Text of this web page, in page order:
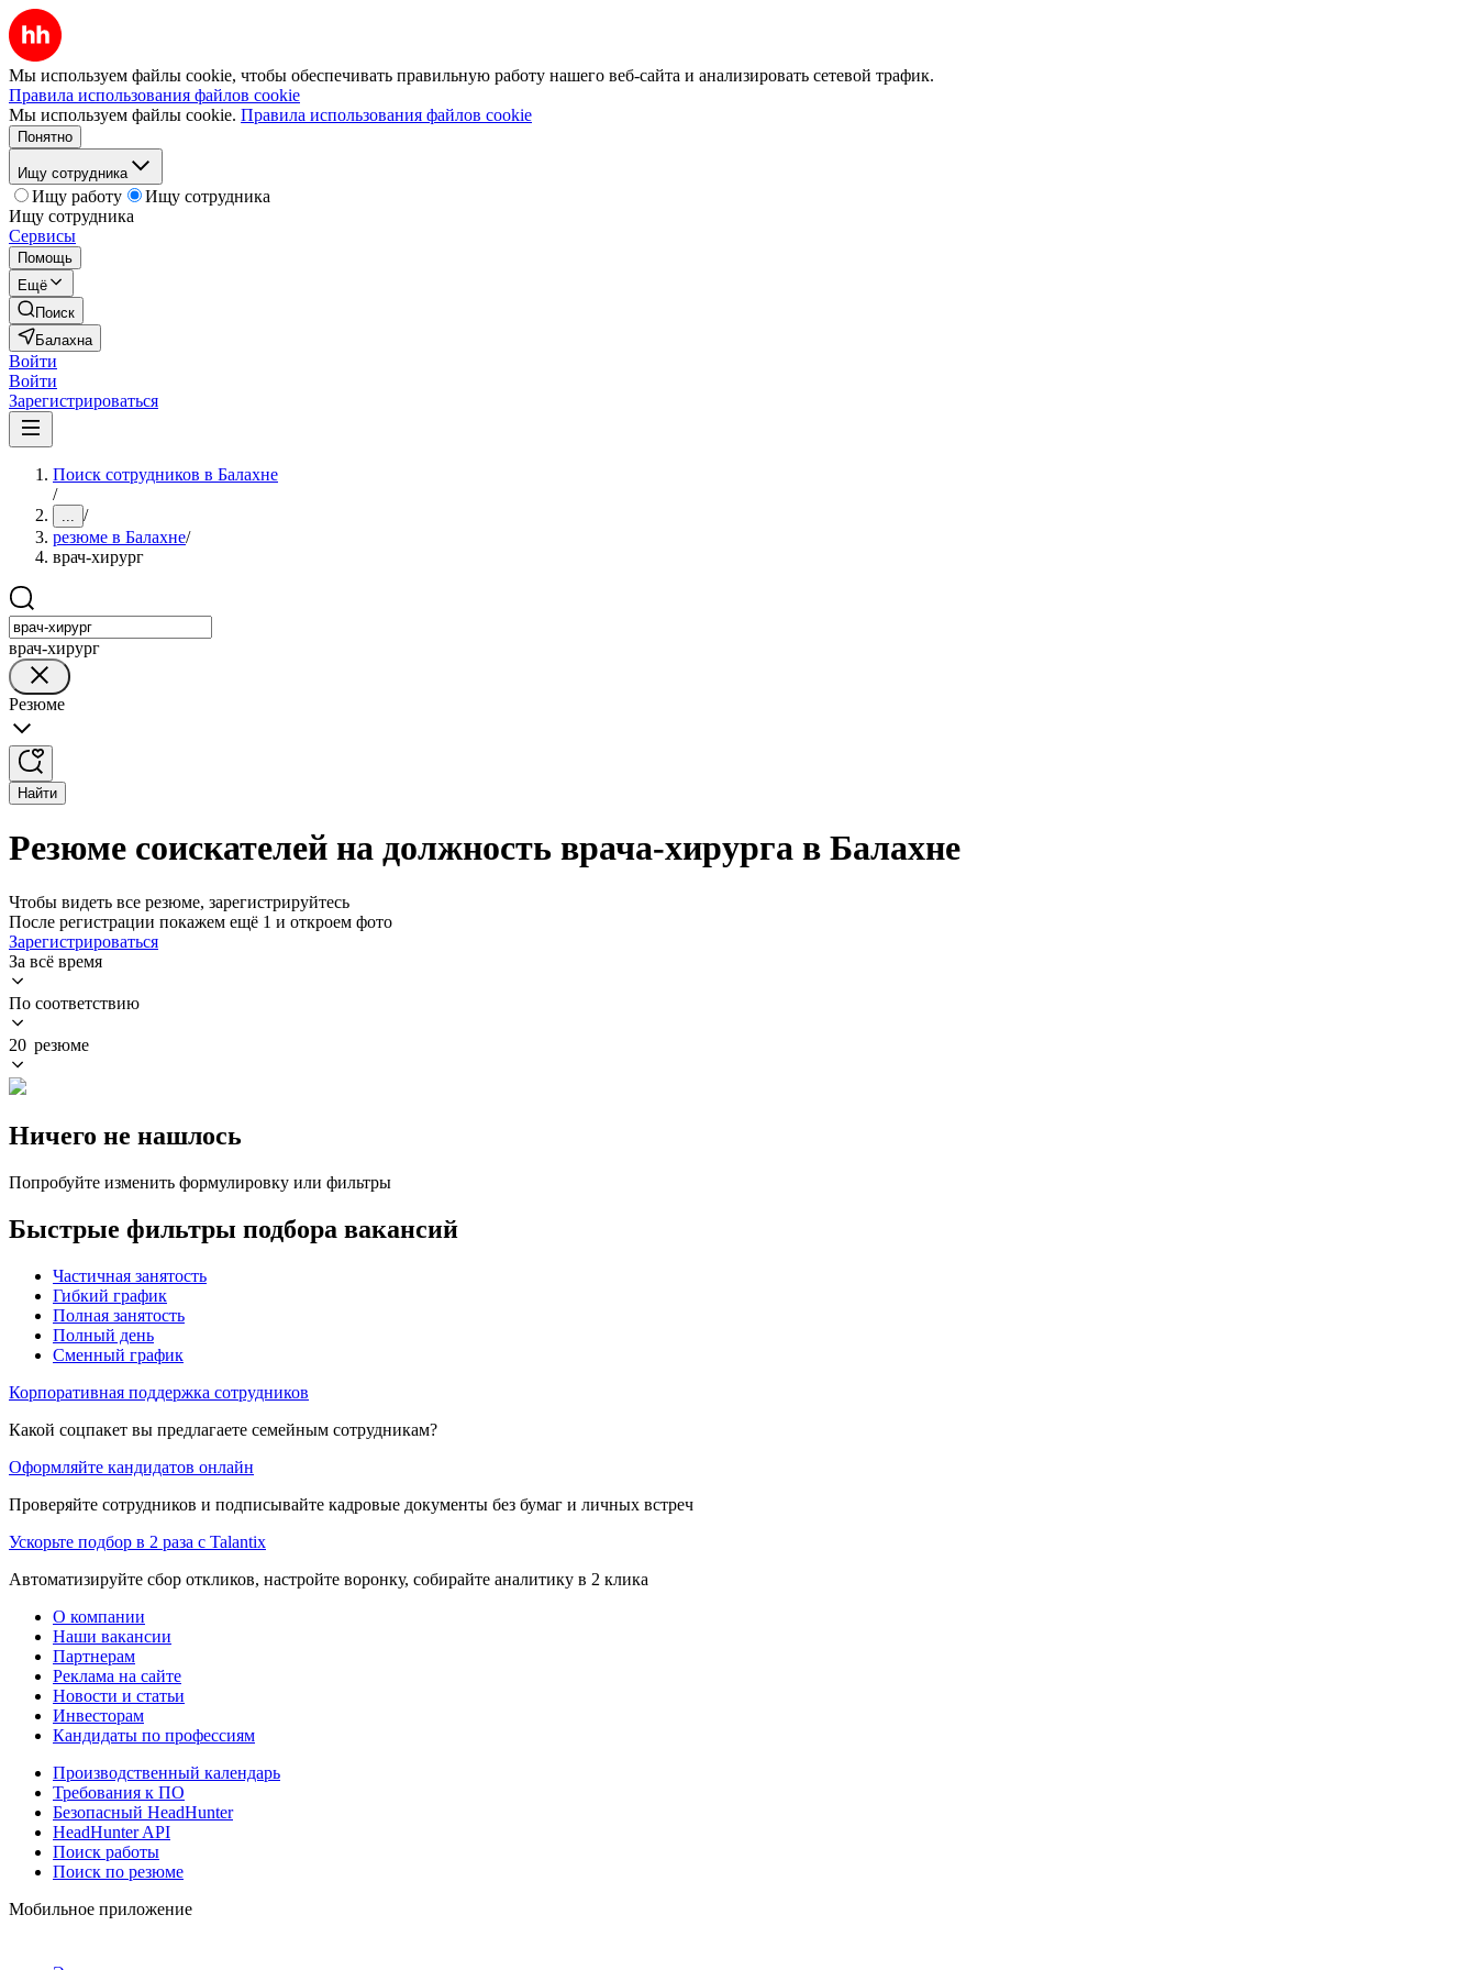
Мы используем файлы cookie, чтобы обеспечивать правильную работу нашего веб-сайта и анализировать сетевой трафик.
Правила использования файлов cookie
Мы используем файлы cookie. Правила использования файлов cookie
Понятно
Ищу сотрудника
Ищу работу
Ищу сотрудника
Ищу сотрудника
Сервисы
Помощь
Ещё
Поиск
Балахна
Войти
Войти
Зарегистрироваться
Поиск сотрудников в Балахне
/
... /
резюме в Балахне/
врач-хирург
врач-хирург
Резюме
Найти
Резюме соискателей на должность врача-хирурга в Балахне
Чтобы видеть все резюме, зарегистрируйтесь
После регистрации покажем ещё 1 и откроем фото
Зарегистрироваться
За всё время
По соответствию
20 резюме
Ничего не нашлось
Попробуйте изменить формулировку или фильтры
Быстрые фильтры подбора вакансий
Частичная занятость
Гибкий график
Полная занятость
Полный день
Сменный график
Корпоративная поддержка сотрудников
Какой соцпакет вы предлагаете семейным сотрудникам?
Оформляйте кандидатов онлайн
Проверяйте сотрудников и подписывайте кадровые документы без бумаг и личных встреч
Ускорьте подбор в 2 раза с Talantix
Автоматизируйте сбор откликов, настройте воронку, собирайте аналитику в 2 клика
О компании
Наши вакансии
Партнерам
Реклама на сайте
Новости и статьи
Инвесторам
Кандидаты по профессиям
Производственный календарь
Требования к ПО
Безопасный HeadHunter
HeadHunter API
Поиск работы
Поиск по резюме
Мобильное приложение